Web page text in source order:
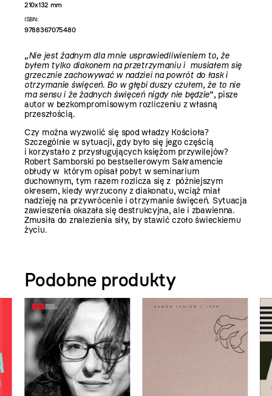
210x132 mm
ISBN:
9788367075480
„Nie jest żadnym dla mnie usprawiedliwieniem to, że
byłem tylko diakonem na przetrzymaniu i musiałem się
grzecznie zachowywać w nadziei na powrót do łask i
otrzymanie święceń. Bo w głębi duszy czułem, że to nie
ma sensu i że żadnych święceń nigdy nie będzie”, pisze
autor w bezkompromisowym rozliczeniu z własną
przeszłością.
Czy można wyzwolić się spod władzy Kościoła?
Szczególnie w sytuacji, gdy było się jego częścią
i korzystało z przysługujących księżom przywilejów?
Robert Samborski po bestsellerowym Sakramencie
obłudy w którym opisał pobyt w seminarium
duchownym, tym razem rozlicza się z późniejszym
okresem, kiedy wyrzucony z diakonatu, wciąż miał
nadzieję na przywrócenie i otrzymanie święceń. Sytuacja
zawieszenia okazała się destrukcyjna, ale i zbawienna.
Zmusiła do znalezienia siły, by stawić czoło świeckiemu
życiu.
Podobne produkty